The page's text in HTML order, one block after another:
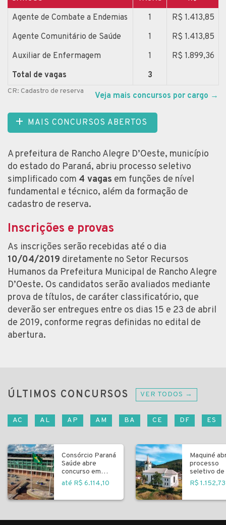
Agente de Combate a Endemias 1
R$ 1.413,85
Agente Comunitário de Saúde
1
R$ 1.413,85
Auxiliar de Enfermagem
1
R$ 1.899,36
Total de vagas
3
CR: Cadastro de reserva Veja mais concursos por cargo →
MAIS CONCURSOS ABERTOS
A prefeitura de Rancho Alegre D’Oeste, município
do estado do Paraná, abriu processo seletivo
simplificado com 4 vagas em funções de nível
fundamental e técnico, além da formação de
cadastro de reserva.
Inscrições e provas
As inscrições serão recebidas até o dia
10/04/2019 diretamente no Setor Recursos
Humanos da Prefeitura Municipal de Rancho Alegre
D’Oeste. Os candidatos serão avaliados mediante
prova de títulos, de caráter classificatório, que
deverão ser entregues entre os dias 15 e 23 de abril
de 2019, conforme regras definidas no edital de
abertura.
ÚLTIMOS CONCURSOS VER TODOS →
AC AL AP AM BA CE DF ES
Consórcio Paraná
Saúde abre
concurso em
Curitiba
até R$ 6.114,10
Maquiné
processo
seletivo de
R$ 1.152,73